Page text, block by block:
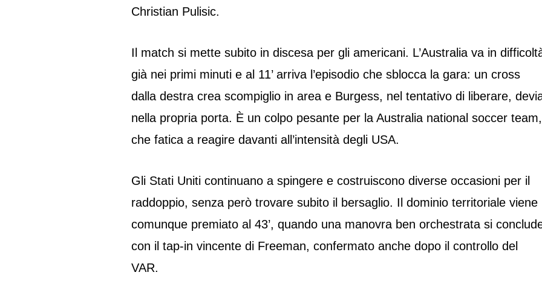
Christian Pulisic.
Il match si mette subito in discesa per gli americani. L’Australia va in
già nei primi minuti e al 11’ arriva l’episodio che sblocca la gara: un cross
dalla destra crea scompiglio in area e Burgess, nel tentativo di liberare,
nella propria porta. È un colpo pesante per la Australia national soccer team,
che fatica a reagire davanti all’intensità degli USA.
Gli Stati Uniti continuano a spingere e costruiscono diverse occasioni per il
raddoppio, senza però trovare subito il bersaglio. Il dominio territoriale viene
comunque premiato al 43’, quando una manovra ben orchestrata si
con il tap-in vincente di Freeman, confermato anche dopo il controllo del
VAR.